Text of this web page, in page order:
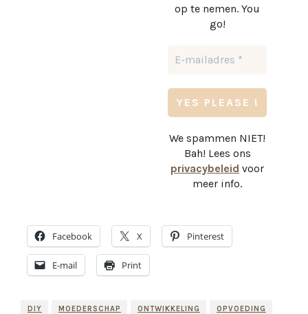
op te nemen. You
go!
We spammen NIET!
Bah! Lees ons
privacybeleid voor
meer info.
Facebook X Pinterest
E-mail Print
DIY MOEDERSCHAP ONTWIKKELING OPVOEDING